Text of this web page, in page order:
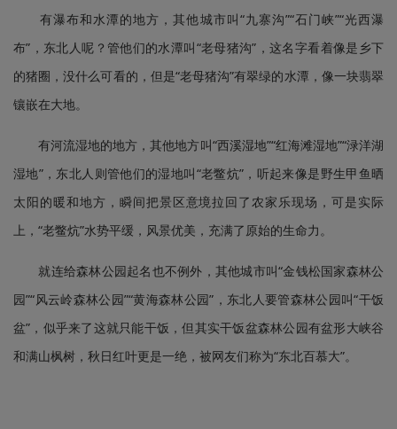
有瀑布和水潭的地方，其他城市叫“九寨沟”“石门峡”“光西瀑
布”，东北人呢？管他们的水潭叫“老母猪沟”，这名字看着像是乡下
的猪圈，没什么可看的，但是“老母猪沟”有翠绿的水潭，像一块翡翠
镶嵌在大地。
有河流湿地的地方，其他地方叫“西溪湿地”“红海滩湿地”“渌洋湖
湿地”，东北人则管他们的湿地叫“老鳖炕”，听起来像是野生甲鱼晒
太阳的暖和地方，瞬间把景区意境拉回了农家乐现场，可是实际
上，“老鳖炕”水势平缓，风景优美，充满了原始的生命力。
就连给森林公园起名也不例外，其他城市叫“金钱松国家森林公
园”“风云岭森林公园”“黄海森林公园”，东北人要管森林公园叫“干饭
盆”，似乎来了这就只能干饭，但其实干饭盆森林公园有盆形大峡谷
和满山枫树，秋日红叶更是一绝，被网友们称为“东北百慕大”。